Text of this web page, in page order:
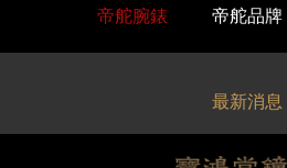
帝舵腕錶 帝舵品牌
最新消息
關於寶鴻堂